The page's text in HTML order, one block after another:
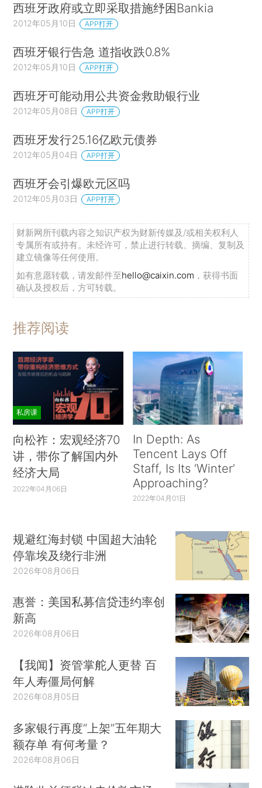
西班牙政府或立即采取措施纾困Bankia
2012年05月10日 APP打开
西班牙银行告急 道指收跌0.8%
2012年05月10日 APP打开
西班牙可能动用公共资金救助银行业
2012年05月08日 APP打开
西班牙发行25.16亿欧元债券
2012年05月04日 APP打开
西班牙会引爆欧元区吗
2012年05月03日 APP打开
财新网所刊载内容之知识产权为财新传媒及/或相关权利人
专属所有或持有。未经许可，禁止进行转载、摘编、复制及
建立镜像等任何使用。
如有意愿转载，请发邮件至hello@caixin.com ，获得书面
确认及授权后，方可转载。
推荐阅读
私房课
向松祚：宏观经济70
讲，带你了解国内外
经济大局
2022年04月06日
In Depth: As
Tencent Lays Off
Staff, Is Its ‘Winter’
Approaching?
2022年04月01日
规避红海封锁 中国超大油轮
停靠埃及绕行非洲
2026年08月06日
惠誉：美国私募信贷违约率创
新高
2026年08月06日
【我闻】资管掌舵人更替 百
年人寿僵局何解
2026年08月05日
多家银行再度“上架”五年期大
额存单 有何考量？
2026年08月06日